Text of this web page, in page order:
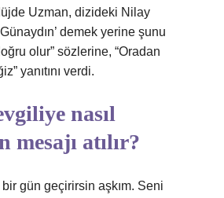
Uzman, dizideki Nilay
demek yerine şunu
olur” sözlerine, “Oradan
yanıtını verdi.
nasıl
mesajı atılır?
bir gün geçirirsin aşkım. Seni